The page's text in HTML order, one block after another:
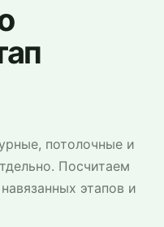
потолочные и
Посчитаем
этапов и